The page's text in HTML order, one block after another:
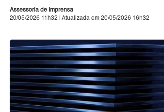
Assessoria de Imprensa
20/05/2026 11h32 | Atualizada em 20/05/2026 16h32